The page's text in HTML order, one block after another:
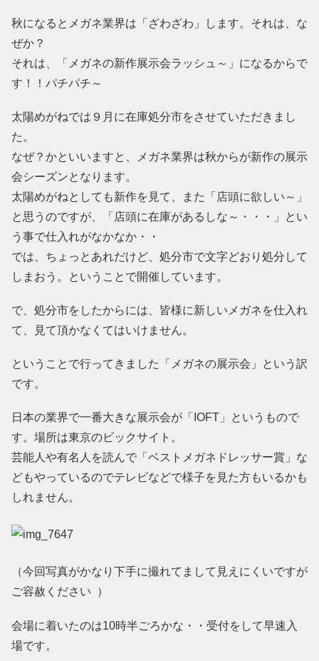
秋になるとメガネ業界は「ざわざわ」します。それは、な
ぜか？
それは、「メガネの新作展示会ラッシュ～」になるからで
す！！パチパチ～
太陽めがねでは９月に在庫処分市をさせていただきまし
た。
なぜ？かといいますと、メガネ業界は秋からが新作の展示
会シーズンとなります。
太陽めがねとしても新作を見て、また「店頭に欲しい～」
と思うのですが、「店頭に在庫があるしな～・・・」とい
う事で仕入れがなかなか・・
では、ちょっとあれだけど、処分市で文字どおり処分して
しまおう。ということで開催しています。
で、処分市をしたからには、皆様に新しいメガネを仕入れ
て、見て頂かなくてはいけません。
ということで行ってきました「メガネの展示会」という訳
です。
日本の業界で一番大きな展示会が「IOFT」というもので
す。場所は東京のビックサイト。
芸能人や有名人を読んで「ベストメガネドレッサー賞」な
どもやっているのでテレビなどで様子を見た方もいるかも
しれません。
（今回写真がかなり下手に撮れてまして見えにくいですが
ご容赦ください ）
会場に着いたのは10時半ごろかな・・受付をして早速入
場です。